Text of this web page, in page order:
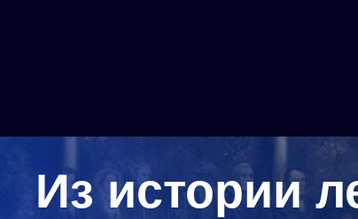
Из истории